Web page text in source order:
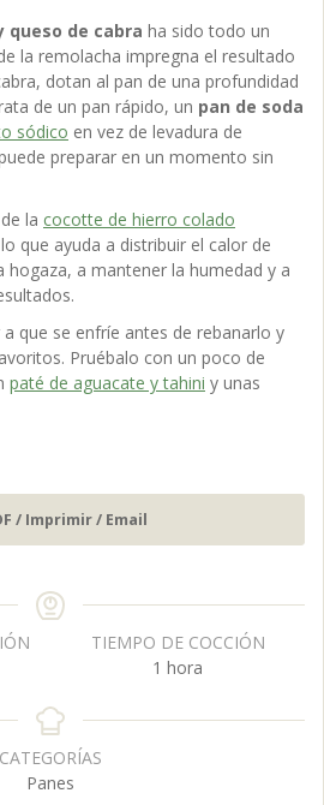
queso de cabra ha sido todo un
la remolacha impregna el resultado
dotan al pan de una profundidad
de un pan rápido, un pan de soda
sódico en vez de levadura de
preparar en un momento sin
la cocotte de hierro colado
que ayuda a distribuir el calor de
a mantener la humedad y a
que se enfríe antes de rebanarlo y
Pruébalo con un poco de
paté de aguacate y tahini y unas
/ Imprimir / Email
TIEMPO DE COCCIÓN
1 h
r
hora
CATEGORÍAS
Panes